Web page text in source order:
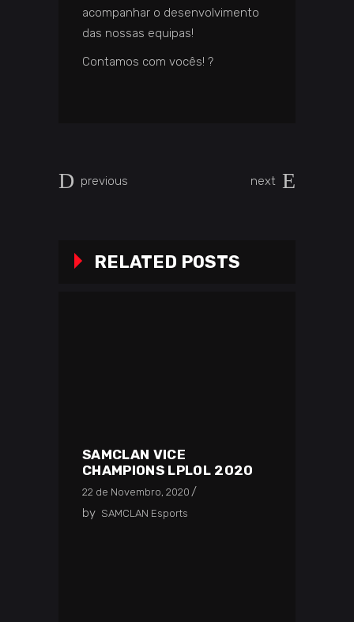
acompanhar o desenvolvimento
das nossas equipas!
Contamos com vocês! ?
previous next
RELATED POSTS
SAMCLAN VICE
CHAMPIONS LPLOL 2020
22 de Novembro, 2020
by SAMCLAN Esports